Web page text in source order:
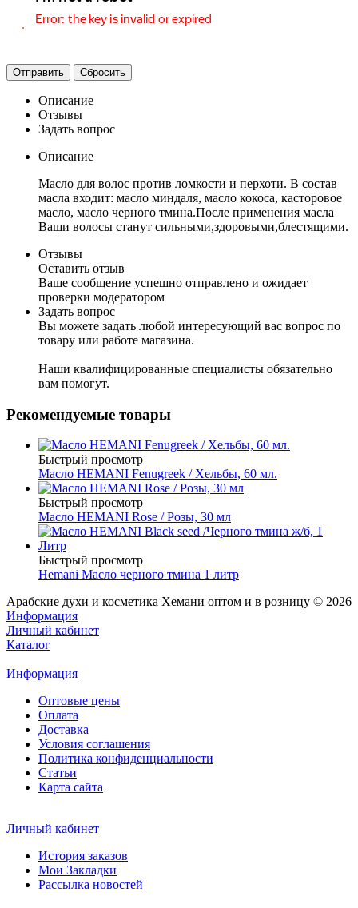
Отправить Сбросить
Описание
Отзывы
Задать вопрос
Описание
Масло для волос против ломкости и перхоти. В состав
масла входит: масло миндаля, масло кокоса, касторовое
масло, масло черного тмина.После применения масла
Ваши волосы станут сильными,здоровыми,блестящими.
Отзывы
Оставить отзыв
Ваше сообщение успешно отправлено и ожидает
проверки модератором
Задать вопрос
Вы можете задать любой интересующий вас вопрос по
товару или работе магазина.
Наши квалифицированные специалисты обязательно
вам помогут.
Рекомендуемые товары
Быстрый просмотр
Масло HEMANI Fenugreek / Хельбы, 60 мл.
Быстрый просмотр
Масло HEMANI Rose / Розы, 30 мл
Быстрый просмотр
Hemani Масло черного тмина 1 литр
Арабские духи и косметика Хемани оптом и в розницу © 2026
Информация
Личный кабинет
Каталог
Информация
Оптовые цены
Оплата
Доставка
Условия соглашения
Политика конфиденциальности
Статьи
Карта сайта
Личный кабинет
История заказов
Мои Закладки
Рассылка новостей